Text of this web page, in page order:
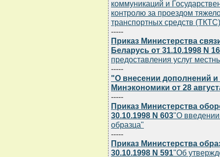
коммуникаций и
контролю за проездом
транспортных средств
-----
Приказ Министерства
Беларусь от 31.10.1998 N
предоставления услуг
-----
"О внесении дополнений
Минэкономики от 28
-----
Приказ Министерства
30.10.1998 N 603"О введении
образца"
-----
Приказ Министерства
30.10.1998 N 591"Об